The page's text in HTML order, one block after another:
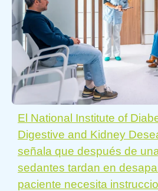
El National Institute of
Digestive and Kidney
señala que después de
sedantes tardan en
paciente necesita